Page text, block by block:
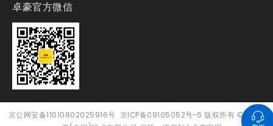
卓豪官方微信
京公网安备11010802025916号 京ICP备09105052号-6 版权所有 © 2026